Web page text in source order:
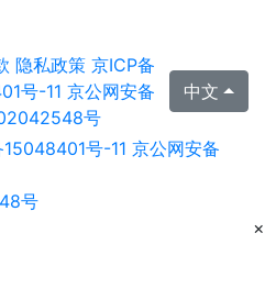
隐私政策 京ICP备
号-11 京公网安备
号
中文
号-11 京公网安备
号
×